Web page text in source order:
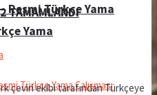
Resmi Türkçe Yama
Yama
TAMAMLANDI
çeviri ekibi tarafından Türkçeye